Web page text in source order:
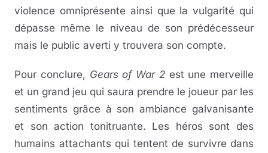
violence omniprésente ainsi que la vulgarité qui
dépasse même le niveau de son prédécesseur
mais le public averti y trouvera son compte.
Pour conclure, Gears of War 2est une merveille
et un grand jeu qui saura prendre le joueur par les
sentiments grâce à son ambiance galvanisante
et son action tonitruante. Les héros sont des
humains attachants qui tentent de survivre dans